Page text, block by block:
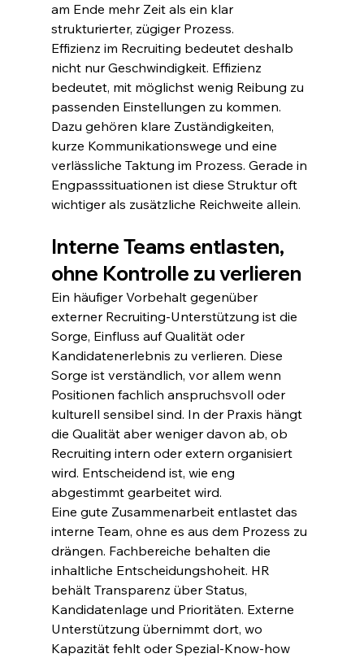
am Ende mehr Zeit als ein klar
strukturierter, zügiger Prozess.
Effizienz im Recruiting bedeutet deshalb
nicht nur Geschwindigkeit. Effizienz
bedeutet, mit möglichst wenig Reibung zu
passenden Einstellungen zu kommen.
Dazu gehören klare Zuständigkeiten,
kurze Kommunikationswege und eine
verlässliche Taktung im Prozess. Gerade in
Engpasssituationen ist diese Struktur oft
wichtiger als zusätzliche Reichweite allein.
Interne Teams entlasten,
ohne Kontrolle zu verlieren
Ein häufiger Vorbehalt gegenüber
externer Recruiting-Unterstützung ist die
Sorge, Einfluss auf Qualität oder
Kandidatenerlebnis zu verlieren. Diese
Sorge ist verständlich, vor allem wenn
Positionen fachlich anspruchsvoll oder
kulturell sensibel sind. In der Praxis hängt
die Qualität aber weniger davon ab, ob
Recruiting intern oder extern organisiert
wird. Entscheidend ist, wie eng
abgestimmt gearbeitet wird.
Eine gute Zusammenarbeit entlastet das
interne Team, ohne es aus dem Prozess zu
drängen. Fachbereiche behalten die
inhaltliche Entscheidungshoheit. HR
behält Transparenz über Status,
Kandidatenlage und Prioritäten. Externe
Unterstützung übernimmt dort, wo
Kapazität fehlt oder Spezial-Know-how